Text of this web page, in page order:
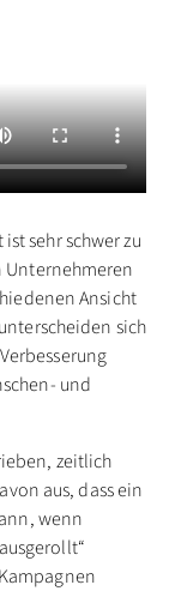
sehr schwer zu
Unternehmeren
Ansicht
sich
und
zeitlich
aus, dass ein
wenn